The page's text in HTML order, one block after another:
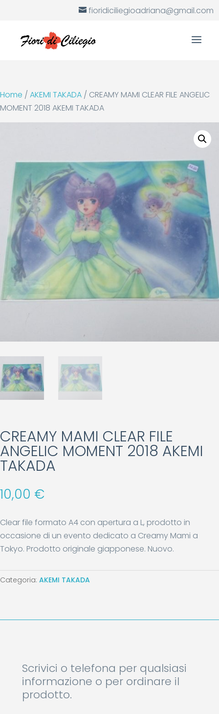
fioridiciliegioadriana@gmail.com
Home / AKEMI TAKADA / CREAMY MAMI CLEAR FILE ANGELIC
MOMENT 2018 AKEMI TAKADA
CREAMY MAMI CLEAR FILE
ANGELIC MOMENT 2018 AKEMI
TAKADA
10,00 €
Clear file formato A4 con apertura a L, prodotto in
occasione di un evento dedicato a Creamy Mami a
Tokyo. Prodotto originale giapponese. Nuovo.
Categoria: AKEMI TAKADA
Scrivici o telefona per qualsiasi
informazione o per ordinare il
prodotto.